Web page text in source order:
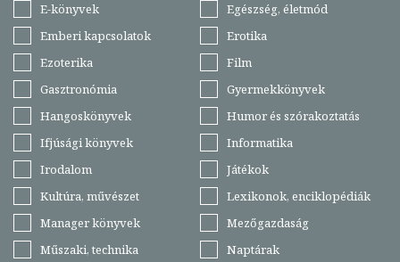
E-könyvek
Egészség, életmód
Emberi kapcsolatok
Erotika
Ezoterika
Film
Gasztronómia
Gyermekkönyvek
Hangoskönyvek
Humor és szórakoztatás
Ifjúsági könyvek
Informatika
Irodalom
Játékok
Kultúra, művészet
Lexikonok, enciklopédiák
Manager könyvek
Mezőgazdaság
Műszaki, technika
Naptárak